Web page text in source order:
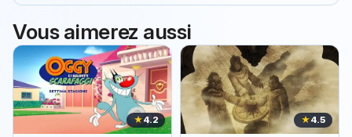
Vous aimerez aussi
★4.2 ★4.5